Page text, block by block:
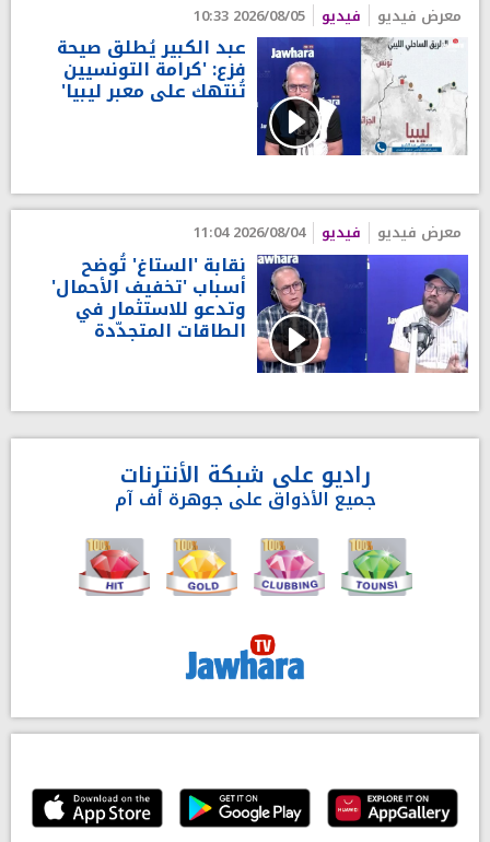
معرض فيديو فيديو 2026/08/05 10:33
عبد الكبير يُطلق صيحة
فزع: 'كرامة التونسيين
تُنتهك على معبر ليبيا'
معرض فيديو فيديو 2026/08/04 11:04
نقابة 'الستاغ' تُوضح
أسباب 'تخفيف الأحمال'
وتدعو للاستثمار في
الطاقات المتجدّدة
راديو على شبكة الأنترنات
جميع الأذواق على جوهرة أف آم